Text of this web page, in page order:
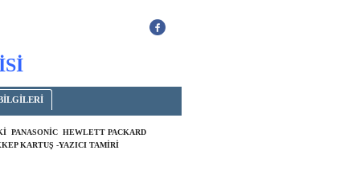
PANASONİC HEWLETT PACKARD
KARTUŞ -YAZICI TAMİRİ